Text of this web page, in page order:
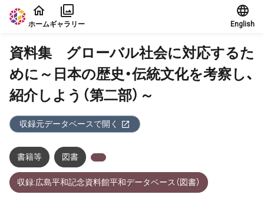
本文に飛ぶ
ホームギャラリー English
資料集 グローバル社会に対応するた
めに～日本の歴史・伝統文化を考察し、
紹介しよう（第二部）～
収録元データベースで開く
書籍等 図書
収録:広島平和記念資料館平和データベース（図書）